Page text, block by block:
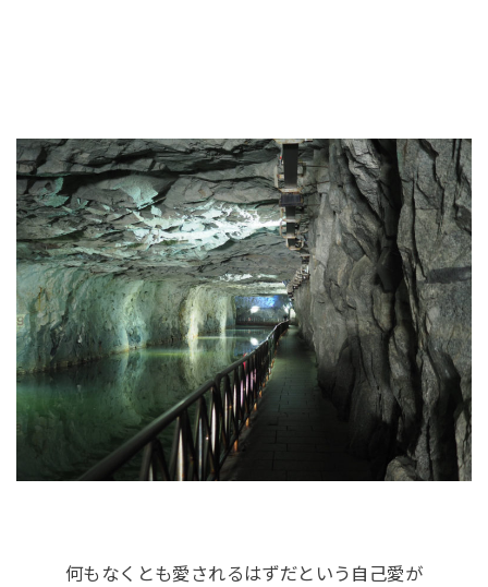
何もなくとも愛されるはずだという自己愛が